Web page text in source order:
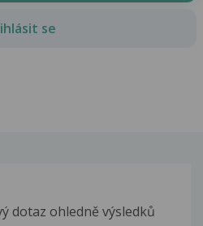
se
dotaz ohledně výsledků